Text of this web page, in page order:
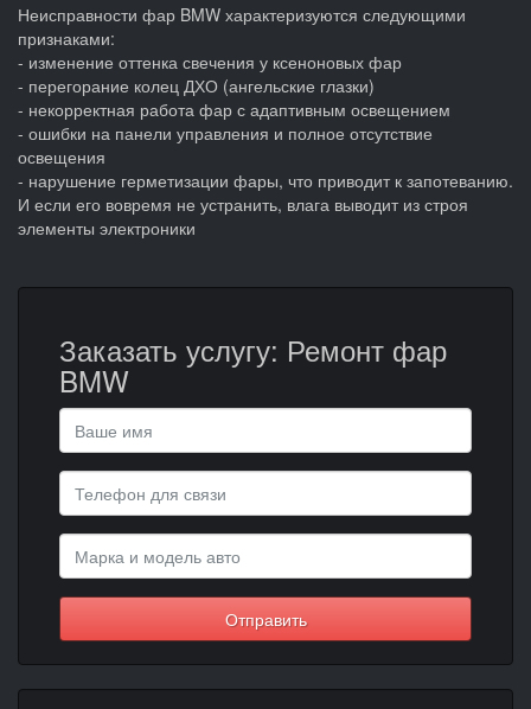
Неисправности фар BMW характеризуются следующими
признаками:
- изменение оттенка свечения у ксеноновых фар
- перегорание колец ДХО (ангельские глазки)
- некорректная работа фар с адаптивным освещением
- ошибки на панели управления и полное отсутствие
освещения
- нарушение герметизации фары, что приводит к запотеванию.
И если его вовремя не устранить, влага выводит из строя
элементы электроники
Заказать услугу: Ремонт фар
BMW
Отправить